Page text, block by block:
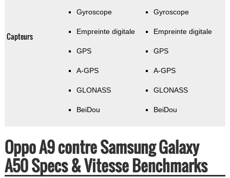
Capteurs
Gyroscope
Empreinte digitale
GPS
A-GPS
GLONASS
BeiDou
Gyroscope
Empreinte digitale
GPS
A-GPS
GLONASS
BeiDou
Oppo A9 contre Samsung Galaxy
A50 Specs & Vitesse Benchmarks